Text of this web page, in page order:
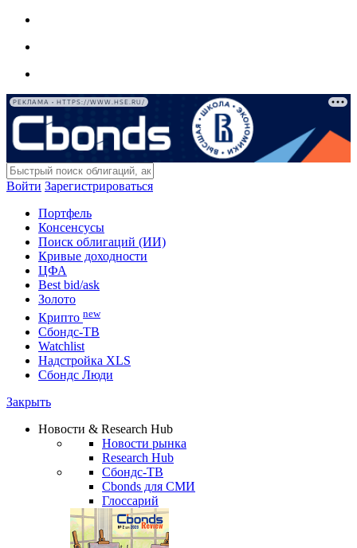
РЕКЛАМА • HTTPS://WWW.HSE.RU/
Войти Зарегистрироваться
Портфель
Консенсусы
Поиск облигаций (ИИ)
Кривые доходности
ЦФА
Best bid/ask
Золото
Крипто new
Сбондс-ТВ
Watchlist
Надстройка XLS
Сбондс Люди
Закрыть
Новости & Research Hub
Новости рынка
Research Hub
Сбондс-ТВ
Cbonds для СМИ
Глоссарий